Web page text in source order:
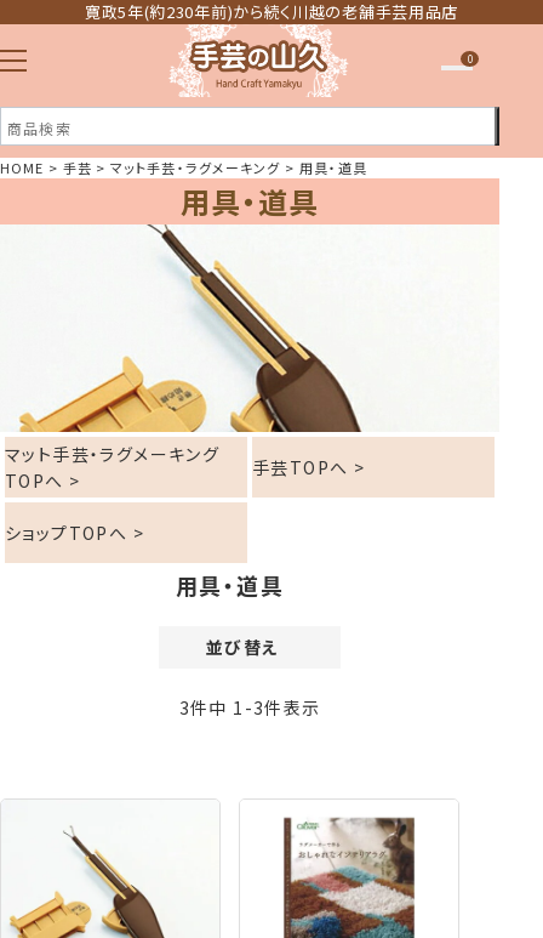
寛政5年(約230年前)から続く川越の老舗手芸用品店
注文履歴
0
HOME 手芸 マット手芸・ラグメーキング 用具・道具
用具・道具
マット手芸・ラグメーキング
TOPへ >
手芸TOPへ >
ショップTOPへ >
用具・道具
並び替え
価格が高い順
おすすめ順
レビュー順
3件中 1 -3件表示